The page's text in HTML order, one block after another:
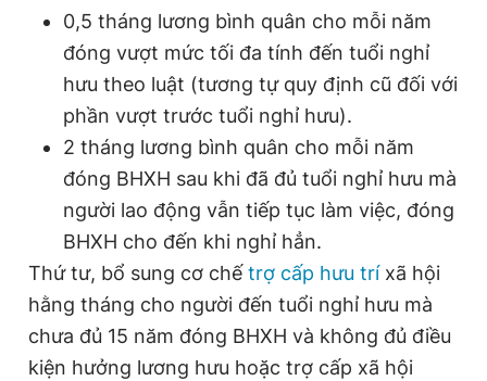
0,5 tháng lương bình quân cho mỗi năm
đóng vượt mức tối đa tính đến tuổi nghỉ
hưu theo luật (tương tự quy định cũ đối với
phần vượt trước tuổi nghỉ hưu).
2 tháng lương bình quân cho mỗi năm
đóng BHXH sau khi đã đủ tuổi nghỉ hưu mà
người lao động vẫn tiếp tục làm việc, đóng
BHXH cho đến khi nghỉ hẳn.
Thứ tư, bổ sung cơ chế trợ cấp hưu tríxã hội
hằng tháng cho người đến tuổi nghỉ hưu mà
chưa đủ 15 năm đóng BHXH và không đủ điều
kiện hưởng lương hưu hoặc trợ cấp xã hội